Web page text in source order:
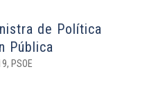
de Política
Pública
, PSOE